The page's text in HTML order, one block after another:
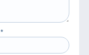
*